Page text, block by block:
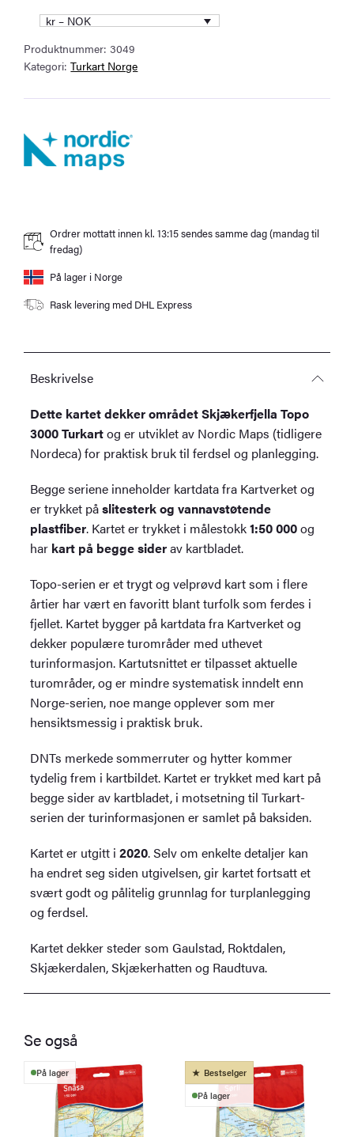
3000
Turkart
antall
kr – NOK
Produktnummer:3049
Kategori:Turkart Norge
Ordrer mottatt innen kl. 13:15 sendes samme dag (mandag til
fredag)
På lager i Norge
Rask levering med DHL Express
Beskrivelse
Dette kartet dekker området Skjækerfjella Topo
3000 Turkartog er utviklet av Nordic Maps (tidligere
Nordeca) for praktisk bruk til ferdsel og planlegging.
Begge seriene inneholder kartdata fra Kartverket og
er trykket påslitesterk og vannavstøtende
plastfiber. Kartet er trykket i målestokk1:50 000og
har kart på begge siderav kartbladet.
Topo-serien er et trygt og velprøvd kart som i flere
årtier har vært en favoritt blant turfolk som ferdes i
fjellet. Kartet bygger på kartdata fra Kartverket og
dekker populære turområder med uthevet
turinformasjon. Kartutsnittet er tilpasset aktuelle
turområder, og er mindre systematisk inndelt enn
Norge-serien, noe mange opplever som mer
hensiktsmessig i praktisk bruk.
DNTs merkede sommerruter og hytter kommer
tydelig frem i kartbildet. Kartet er trykket med kart på
begge sider av kartbladet, i motsetning til Turkart-
serien der turinformasjonen er samlet på baksiden.
Kartet er utgitt i2020. Selv om enkelte detaljer kan
ha endret seg siden utgivelsen, gir kartet fortsatt et
svært godt og pålitelig grunnlag for turplanlegging
og ferdsel.
Kartet dekker steder som Gaulstad, Roktdalen,
Skjækerdalen, Skjækerhatten og Raudtuva.
Se også
På lager
Bestselger
På lager